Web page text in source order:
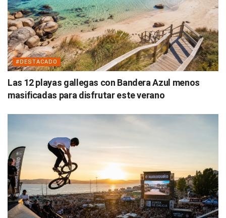
#DESTACADO
Las 12 playas gallegas con Bandera Azul menos
masificadas para disfrutar este verano